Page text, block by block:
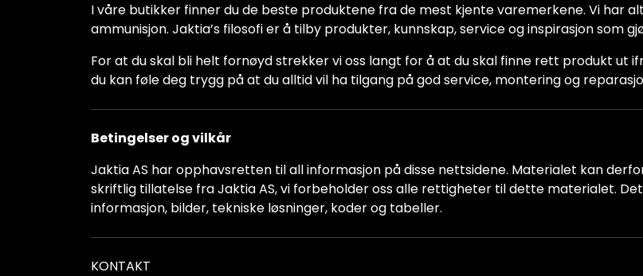
I våre butikker finner du de beste produktene fra de mest kjente varemerkene. Vi har
ammunisjon. Jaktia’s filosofi er å tilby produkter, kunnskap, service og inspirasjon som
For at du skal bli helt fornøyd strekker vi oss langt for å at du skal finne rett produkt ut
du kan føle deg trygg på at du alltid vil ha tilgang på god service, montering og
Betingelser og vilkår
Jaktia AS har opphavsretten til all informasjon på disse nettsidene. Materialet kan
skriftlig tillatelse fra Jaktia AS, vi forbeholder oss alle rettigheter til dette materialet.
informasjon, bilder, tekniske løsninger, koder og tabeller.
KONTAKT